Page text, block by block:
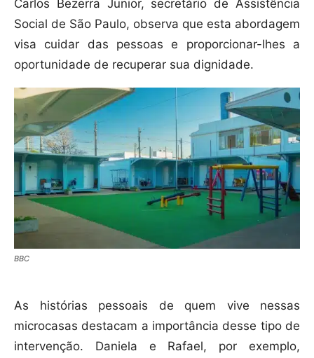
Carlos Bezerra Junior, secretário de Assistência
Social de São Paulo, observa que esta abordagem
visa cuidar das pessoas e proporcionar-lhes a
oportunidade de recuperar sua dignidade.
BBC
As histórias pessoais de quem vive nessas
microcasas destacam a importância desse tipo de
intervenção. Daniela e Rafael, por exemplo,